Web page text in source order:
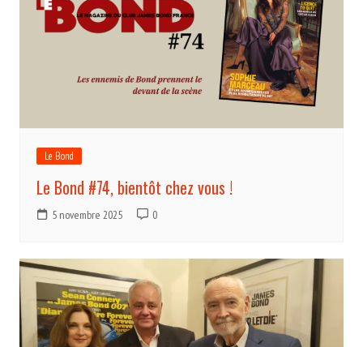
Le Bond
Le Bond #74, bientôt chez vous !
5 novembre 2025 0